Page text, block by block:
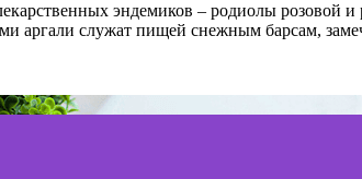
эндемиков – родиолы розовой
аргали служат пищей снежным барсам,